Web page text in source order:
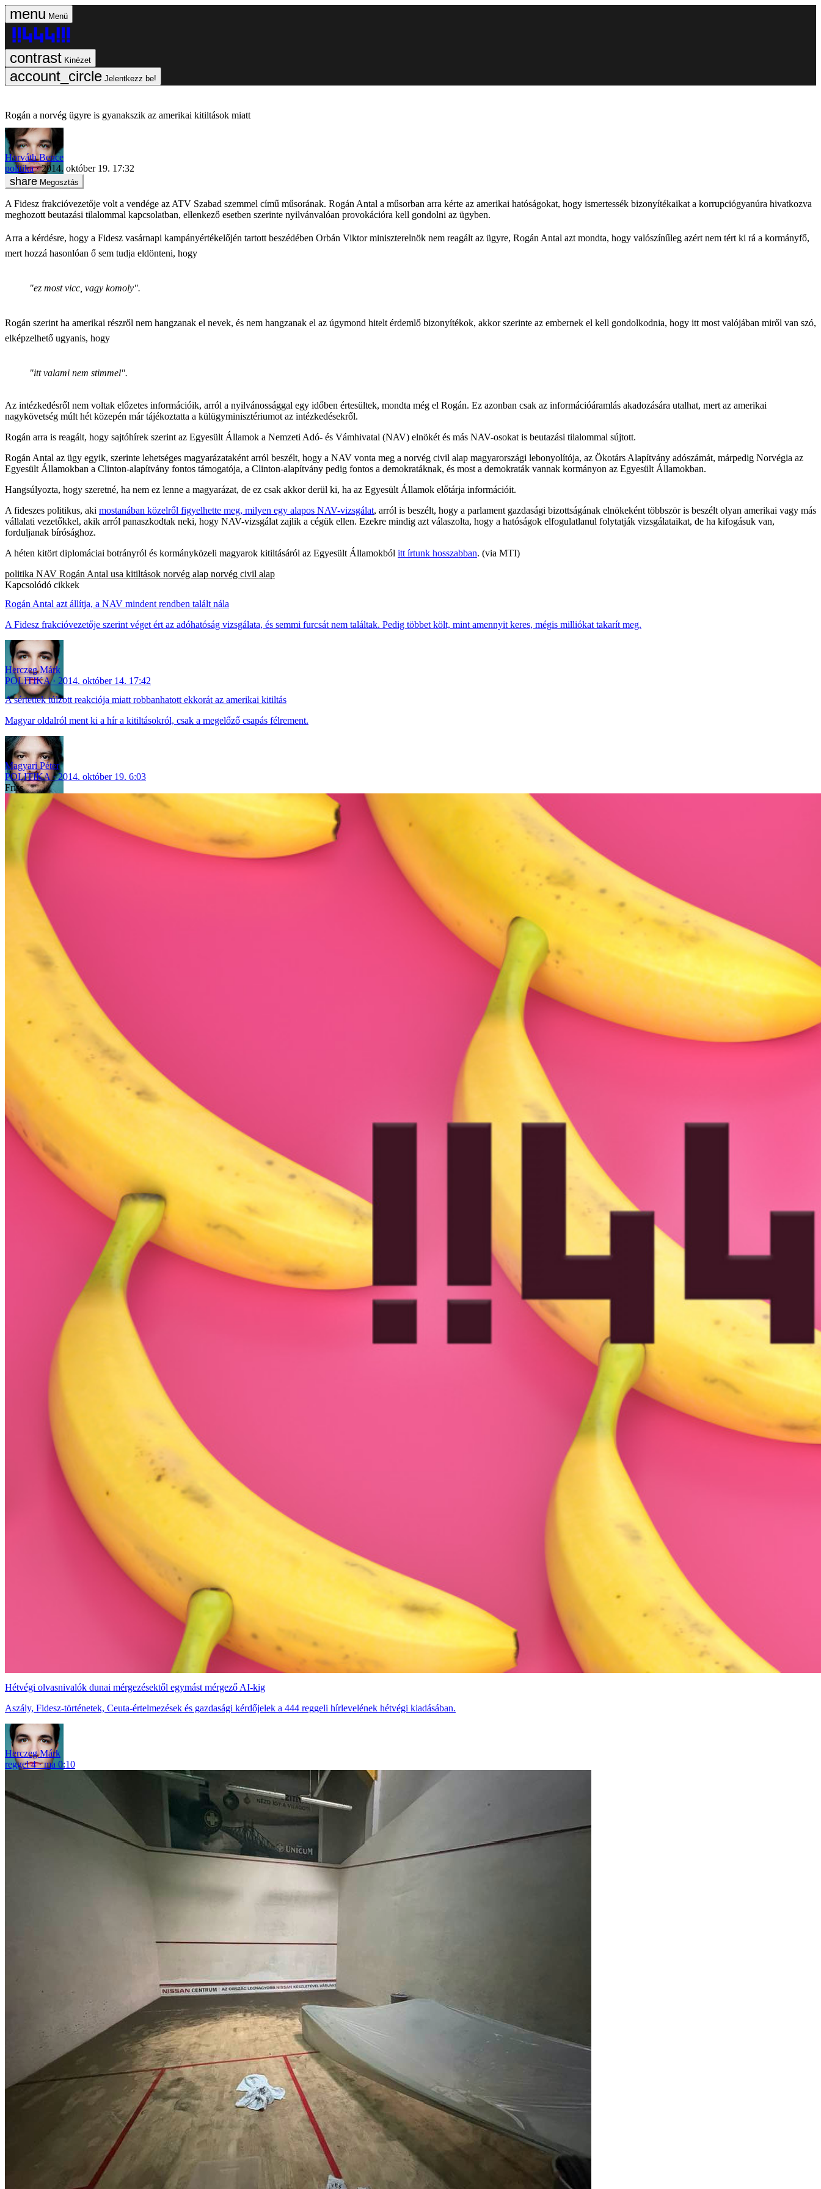
Menü
Kinézet
Jelentkezz be!
Rogán a norvég ügyre is gyanakszik az amerikai kitiltások miatt
Horváth Bence
politika
2014. október 19. 17:32
Megosztás
A Fidesz frakcióvezetője volt a vendége az ATV Szabad szemmel című műsorának. Rogán Antal a műsorban arra kérte az amerikai hatóságokat, hogy ismertessék bizonyítékaikat a korrupciógyanúra hivatkozva
meghozott beutazási tilalommal kapcsolatban, ellenkező esetben szerinte nyilvánvalóan provokációra kell gondolni az ügyben.
Arra a kérdésre, hogy a Fidesz vasárnapi kampányértékelőjén tartott beszédében Orbán Viktor miniszterelnök nem reagált az ügyre, Rogán Antal azt mondta, hogy valószínűleg azért nem tért ki rá a kormányfő,
mert hozzá hasonlóan ő sem tudja eldönteni, hogy
"ez most vicc, vagy komoly".
Rogán szerint ha amerikai részről nem hangzanak el nevek, és nem hangzanak el az úgymond hitelt érdemlő bizonyítékok, akkor szerinte az embernek el kell gondolkodnia, hogy itt most valójában miről van szó,
elképzelhető ugyanis, hogy
"itt valami nem stimmel".
Az intézkedésről nem voltak előzetes információik, arról a nyilvánossággal egy időben értesültek, mondta még el Rogán. Ez azonban csak az információáramlás akadozására utalhat, mert az amerikai
nagykövetség múlt hét közepén már tájékoztatta a külügyminisztériumot az intézkedésekről.
Rogán arra is reagált, hogy sajtóhírek szerint az Egyesült Államok a Nemzeti Adó- és Vámhivatal (NAV) elnökét és más NAV-osokat is beutazási tilalommal sújtott.
Rogán Antal az ügy egyik, szerinte lehetséges magyarázataként arról beszélt, hogy a NAV vonta meg a norvég civil alap magyarországi lebonyolítója, az Ökotárs Alapítvány adószámát, márpedig Norvégia az
Egyesült Államokban a Clinton-alapítvány fontos támogatója, a Clinton-alapítvány pedig fontos a demokratáknak, és most a demokraták vannak kormányon az Egyesült Államokban.
Hangsúlyozta, hogy szeretné, ha nem ez lenne a magyarázat, de ez csak akkor derül ki, ha az Egyesült Államok előtárja információit.
A fideszes politikus, aki mostanában közelről figyelhette meg, milyen egy alapos NAV-vizsgálat, arról is beszélt, hogy a parlament gazdasági bizottságának elnökeként többször is beszélt olyan amerikai vagy más
vállalati vezetőkkel, akik arról panaszkodtak neki, hogy NAV-vizsgálat zajlik a cégük ellen. Ezekre mindig azt válaszolta, hogy a hatóságok elfogulatlanul folytatják vizsgálataikat, de ha kifogásuk van,
forduljanak bírósághoz.
A héten kitört diplomáciai botrányról és kormányközeli magyarok kitiltásáról az Egyesült Államokból itt írtunk hosszabban. (via MTI)
politika NAV Rogán Antal usa kitiltások norvég alap norvég civil alap
Kapcsolódó cikkek
Rogán Antal azt állítja, a NAV mindent rendben talált nála
A Fidesz frakcióvezetője szerint véget ért az adóhatóság vizsgálata, és semmi furcsát nem találtak. Pedig többet költ, mint amennyit keres, mégis milliókat takarít meg.
Herczeg Márk
POLITIKA
2014. október 14. 17:42
A sértettek túlzott reakciója miatt robbanhatott ekkorát az amerikai kitiltás
Magyar oldalról ment ki a hír a kitiltásokról, csak a megelőző csapás félrement.
Magyari Péter
POLITIKA
2014. október 19. 6:03
Friss
Hétvégi olvasnivalók dunai mérgezésektől egymást mérgező AI-kig
Aszály, Fidesz-történetek, Ceuta-értelmezések és gazdasági kérdőjelek a 444 reggeli hírlevelének hétvégi kiadásában.
Herczeg Márk
reggel 4
ma 0:10